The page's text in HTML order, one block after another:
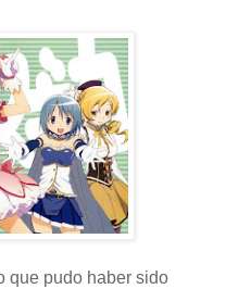
que pudo haber sido